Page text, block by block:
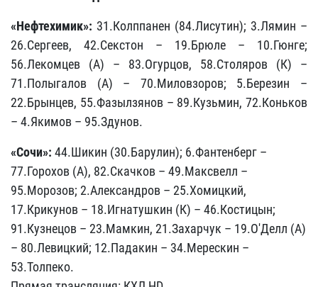
«Нефтехимик»: 31.Колппанен (84.Лисутин); 3.Лямин –
26.Сергеев, 42.Секстон – 19.Брюле – 10.Гюнге;
56.Лекомцев (А) – 83.Огурцов, 58.Столяров (К) –
71.Полыгалов (А) – 70.Миловзоров; 5.Березин –
22.Брынцев, 55.Фазылзянов – 89.Кузьмин, 72.Коньков
– 4.Якимов – 95.Здунов.
«Сочи»: 44.Шикин (30.Барулин); 6.Фантенберг –
77.Горохов (А), 82.Скачков – 49.Максвелл –
95.Морозов; 2.Александров – 25.Хомицкий,
17.Крикунов – 18.Игнатушкин (К) – 46.Костицын;
91.Кузнецов – 23.Мамкин, 21.Захарчук – 19.О'Делл (А)
– 80.Левицкий; 12.Падакин – 34.Мерескин –
53.Толпеко.